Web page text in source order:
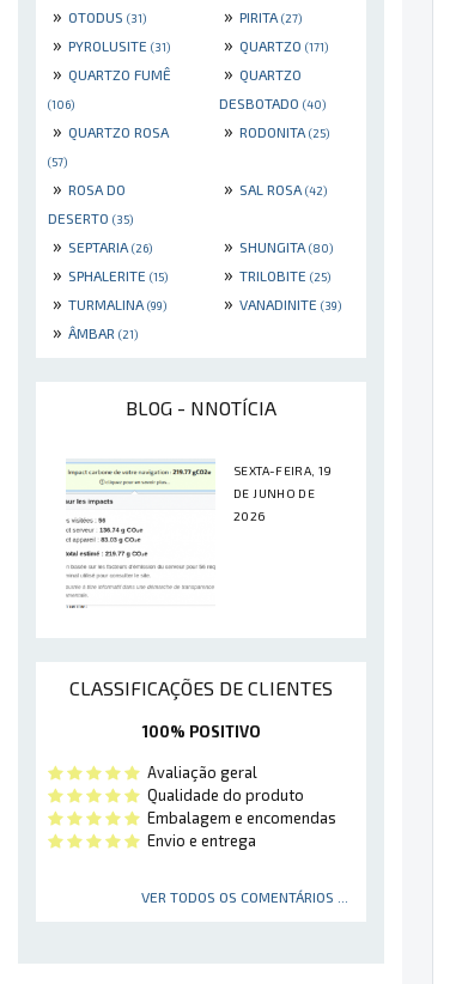
» OTODUS (31) » PIRITA (27)
» PYROLUSITE (31) » QUARTZO (171)
» QUARTZO FUMÊ
(106)
» QUARTZO
DESBOTADO (40)
» QUARTZO ROSA
(57)
» RODONITA (25)
» ROSA DO
DESERTO (35)
» SAL ROSA (42)
» SEPTARIA (26) » SHUNGITA (80)
» SPHALERITE (15) » TRILOBITE (25)
» TURMALINA (99) » VANADINITE (39)
» ÂMBAR (21)
BLOG - NNOTÍCIA
SEXTA-FEIRA, 19
DE JUNHO DE
2026
CLASSIFICAÇÕES DE CLIENTES
100% POSITIVO
Avaliação geral
Qualidade do produto
Embalagem e encomendas
Envio e entrega
VER TODOS OS COMENTÁRIOS ...